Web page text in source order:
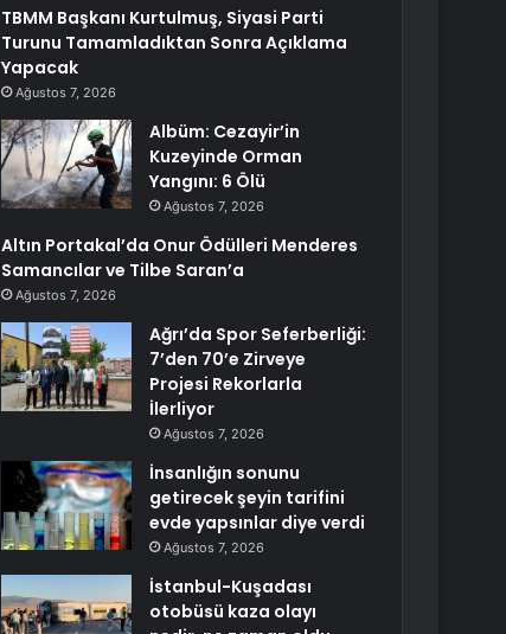
TBMM Başkanı Kurtulmuş, Siyasi Parti
Turunu Tamamladıktan Sonra Açıklama
Yapacak
Ağustos 7, 2026
Albüm: Cezayir’in
Kuzeyinde Orman
Yangını: 6 Ölü
Ağustos 7, 2026
Altın Portakal’da Onur Ödülleri Menderes
Samancılar ve Tilbe Saran’a
Ağustos 7, 2026
Ağrı’da Spor Seferberliği:
7’den 70’e Zirveye
Projesi Rekorlarla
İlerliyor
Ağustos 7, 2026
İnsanlığın sonunu
getirecek şeyin tarifini
evde yapsınlar diye verdi
Ağustos 7, 2026
İstanbul-Kuşadası
otobüsü kaza olayı